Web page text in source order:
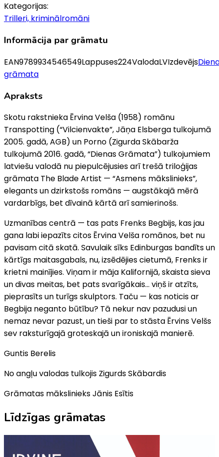
Kategorijas:
Trilleri, kriminālromāni
Informācija par grāmatu
EAN9789934546549Lappuses224ValodaLVIzdevējs
grāmata
Apraksts
Skotu rakstnieka Ērvina Velša (1958) romānu
Transpotting (“Vilcienvakte”, Jāņa Elsberga tulkojumā
2005. gadā, AGB) un Porno (Zigurda Skābarža
tulkojumā 2016. gadā, “Dienas Grāmata”) tulkojumiem
latviešu valodā nu piepulcējusies arī trešā triloģijas
grāmata The Blade Artist — “Asmens mākslinieks”,
elegants un dzirkstošs romāns — augstākajā mērā
vardarbīgs, bet dīvainā kārtā arī samierinošs.
Uzmanības centrā — tas pats Frenks Begbijs, kas jau
gana labi iepazīts citos Ērvina Velša romānos, bet nu
pavisam citā skatā. Savulaik sīks Edinburgas bandīts un
kārtīgs maitasgabals, nu, izsēdējies cietumā, Frenks ir
krietni mainījies. Viņam ir māja Kalifornijā, skaista sieva
un divas meitas, bet pats svarīgākais… viņš ir atzīts,
pieprasīts un turīgs skulptors. Taču — kas noticis ar
Begbija neganto būtību? Tā nekur nav pazudusi un
nemaz nevar pazust, un tieši par to stāsta Ērvins Velšs
sev raksturīgajā groteskajā un ironiskajā manierē.
Guntis Berelis
No angļu valodas tulkojis Zigurds Skābardis
Grāmatas mākslinieks Jānis Esītis
Līdzīgas grāmatas